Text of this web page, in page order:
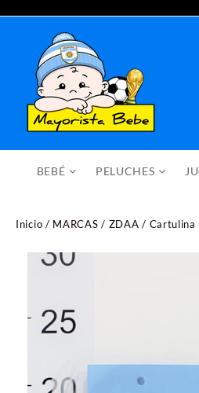
BEBÉ PELUCHES
Inicio / MARCAS / ZDAA / Cartulina